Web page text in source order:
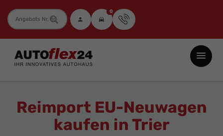
Fahrzeugnummer 0
Autoflex24
GmbH
Neuwagen
Jahreswagen
Reimport EU-Neuwagen
kaufen in Trier